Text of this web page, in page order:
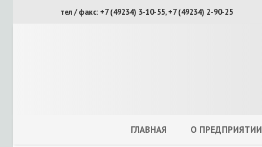
тел / факс: +7 (49234) 3-10-55, +7 (49234) 2-90-25
ГЛАВНАЯ О ПРЕДПРИЯТИИ